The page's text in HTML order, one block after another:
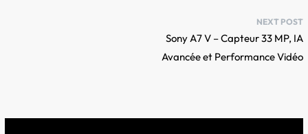
NEXT POST
Sony A7 V – Capteur 33 MP, IA
Avancée et Performance Vidéo